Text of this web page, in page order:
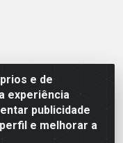
e de
experiência
publicidade
e melhorar a
Qi 21 Lt 23 A 41,
DF - CEP
0001-09